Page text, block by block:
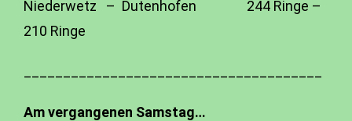
Niederwetz – Dutenhofen 244 Ringe –
210 Ringe
Am vergangenen Samstag…